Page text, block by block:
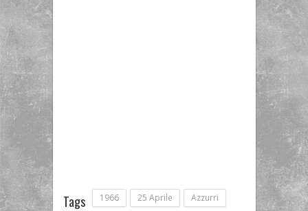
Tags 1966 25 Aprile Azzurri